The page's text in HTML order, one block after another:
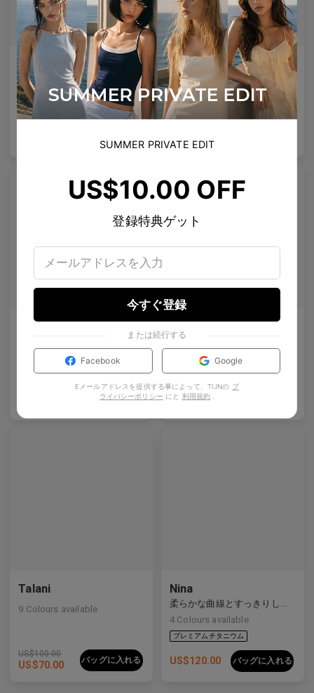
プレミアムチタニウム
Olisa Air
5 Colours available
Rin
清潔なライン、クリスタルのスタッズ、静かな宇宙のきらめき。
4 Colours available
AL_02
Y2Kとアニメのインスピレーションを受けたディテールを備えた洗練されたハーフリムデザイン。
Colours available
バッグに入れる
Eryx
Colours available
US$120.00
Talani
9 Colours available
US$100.00
US$70.00 バッグに入れる
Nina
柔らかな曲線とすっきりしたラインをバランスよく備えた洗練された複合素材フレーム。
4 Colours available
US$120.00 バッグに入れる
SUMMER PRIVATE EDIT
US$10.00 OFF
登録特典ゲット
今すぐ登録
または続行する
Facebook Google
Eメールアドレスを提供する事によって、TIJNの プ
ライバシーポリシー にと 利用規約